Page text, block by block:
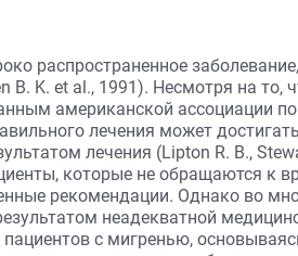
распространенное
B. K. et al., 1991). Несмотря на то,
американской ассоциации
лечения может
лечения (Lipton R. B.,
которые не обращаются к
рекомендации. Однако во
неадекватной
с мигренью,